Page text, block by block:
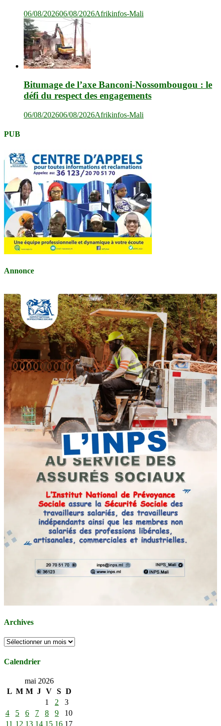
06/08/202606/08/2026Afrikinfos-Mali
Bitumage de l’axe Banconi-Nossombougou : le
défi du respect des engagements
06/08/202606/08/2026Afrikinfos-Mali
PUB
Annonce
Archives
Archives
Calendrier
mai 2026
L M M J V S D
1
2
3
4
5 6 7 8 9
10
11 12 13 14 15 16 17